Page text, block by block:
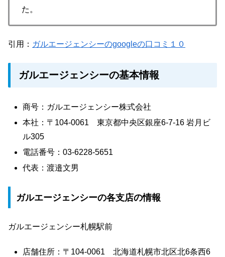
た。
引用： ガルエージェンシーのgoogleの口コミ１０
ガルエージェンシーの基本情報
商号：ガルエージェンシー株式会社
本社：〒104-0061 東京都中央区銀座6-7-16 岩月ビ
ル305
電話番号：03-6228-5651
代表：渡邉文男
ガルエージェンシーの各支店の情報
ガルエージェンシー札幌駅前
店舗住所：〒104-0061 北海道札幌市北区北6条西6